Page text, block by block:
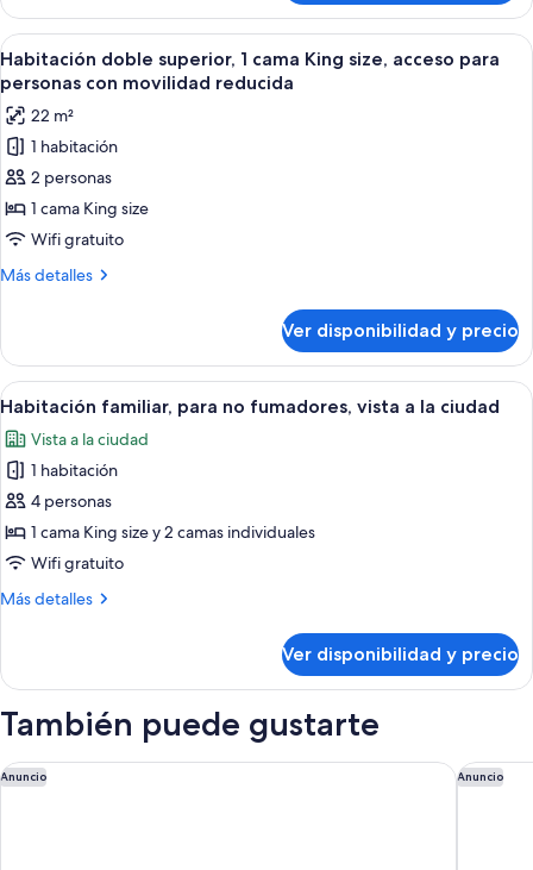
al
puerto
Deluxe
con
2
camas
individuales,
vista
al
puerto
Ver
todas
las
fotos
de
Habitación
doble
superior,
1
size,
acceso
para
personas
con
movilidad
reducida
Caja de seguridad en la habitación y
6
Habitación doble superior, 1 cama King size, acceso para
personas con movilidad reducida
22 m²
1 habitación
2 personas
1 cama King size
Wifi gratuito
Más detalles
Más
doble
superior,
1
King
size,
acceso
para
personas
con
movilidad
reducida
Ver disponibilidad y precio
Ver
todas
las
fotos
de
Habitación
familiar,
no
a
la
Caja de seguridad en la habitación y
6
Habitación familiar, para no fumadores, vista a la ciudad
Vista a la ciudad
1 habitación
4 personas
1 cama King size y 2 camas individuales
Wifi gratuito
Más detalles
Más
familiar,
vista
a
Ver disponibilidad y precio
También puede gustarte
Anuncio
Carnmore Hotel Takapuna Anuncio